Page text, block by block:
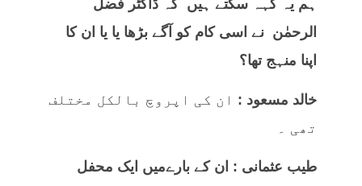
ہم یہ کہہ سکتے ہیں کہ ڈاکٹر فضل
الرحمٰن نے اسی کام کو آگے بڑھا یا یا ان کا
اپنا منہج تھا؟
خالد مسعود : ان کی اپروچ بالکل مختلف
تھی ۔
طیب عثمانی : ان کے بارےمیں ایک محفل